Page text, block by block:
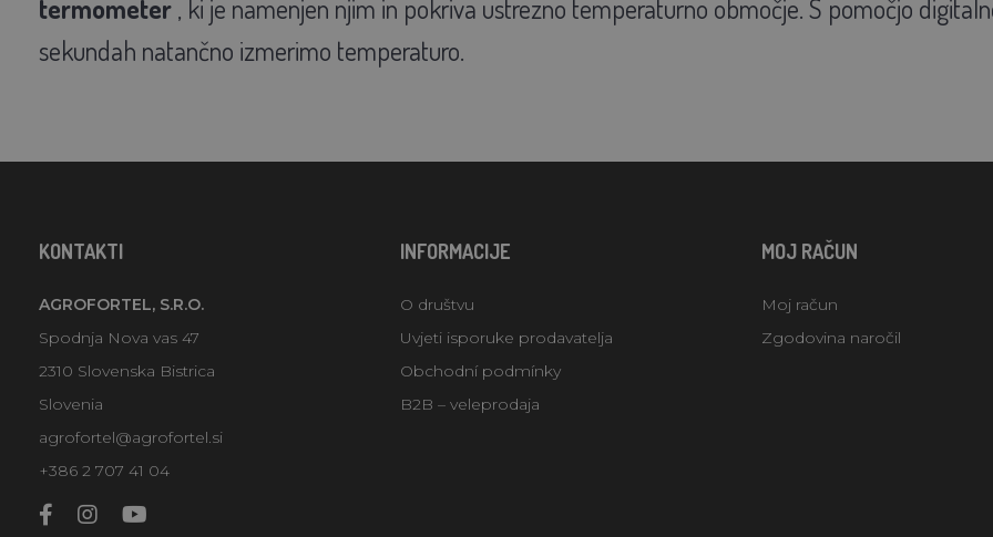
termometer, ki je namenjen njim in pokriva ustrezno temperaturno območje. S pomočjo
sekundah natančno izmerimo temperaturo.
KONTAKTI
AGROFORTEL, S.R.O.
Spodnja Nova vas 47
2310 Slovenska Bistrica
Slovenia
agrofortel@agrofortel.si
+386 2 707 41 04
INFORMACIJE
O društvu
Uvjeti isporuke prodavatelja
Obchodní podmínky
B2B – veleprodaja
MOJ RAČUN
Moj račun
Zgodovina naročil